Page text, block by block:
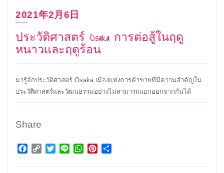
2021年2月6日
ประวัติศาสตร์ Osaka การต่อสู้ในฤดู
หนาวและฤดูร้อน
มารู้จักประวัติศาสตร์ Osaka เมืองแห่งการค้าขายที่มีความสำคัญใน
ประวัติศาสตร์และวัฒนธรรมอย่างไม่สามารถแยกออกจากกันได้
Share
Facebook
Copy TwitterLine WhatsApp
Pinterest